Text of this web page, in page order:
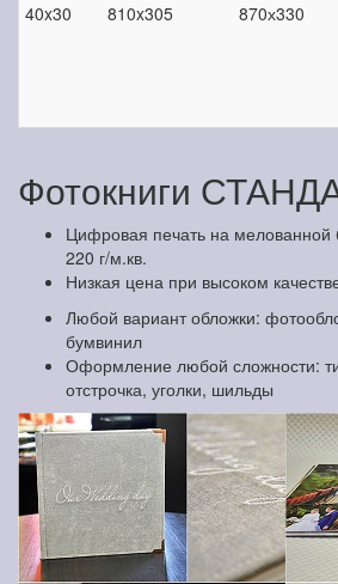
40x30
810x305 870х330
Фотокниги
Цифровая печать на мелованной
220 г/м.кв.
Низкая цена при высоком
Любой вариант обложки:
бумвинил
Оформление любой сложности:
отстрочка, уголки, шильды